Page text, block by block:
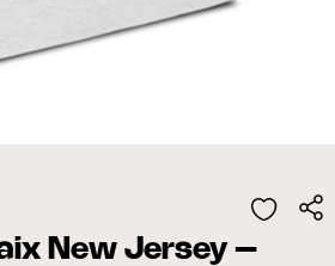
New Jersey –